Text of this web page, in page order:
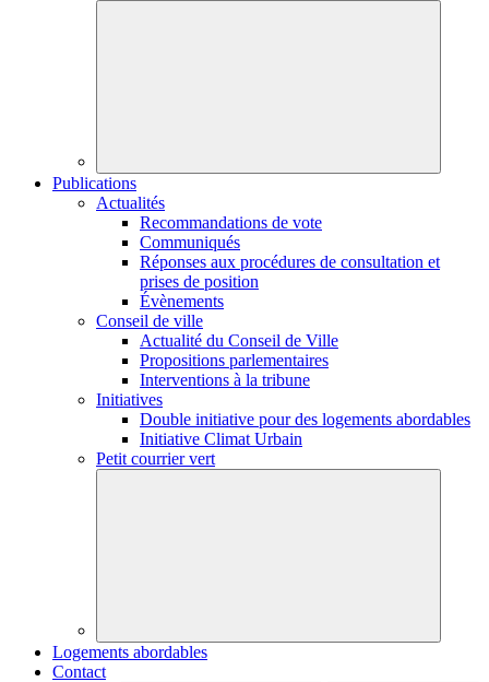
Publications
Actualités
Recommandations de vote
Communiqués
Réponses aux procédures de consultation et
prises de position
Évènements
Conseil de ville
Actualité du Conseil de Ville
Propositions parlementaires
Interventions à la tribune
Initiatives
Double initiative pour des logements abordables
Initiative Climat Urbain
Petit courrier vert
Logements abordables
Contact